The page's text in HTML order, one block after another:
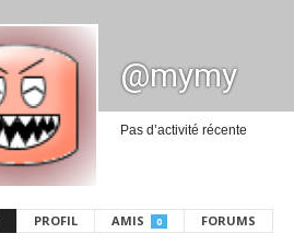
@mymy
Pas d’activité récente
PROFIL AMIS 0 FORUMS